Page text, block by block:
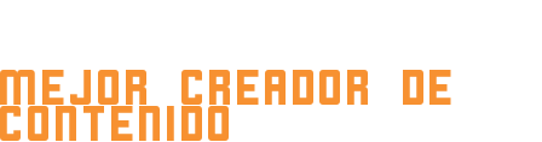
Mejor Creador de
Contenido